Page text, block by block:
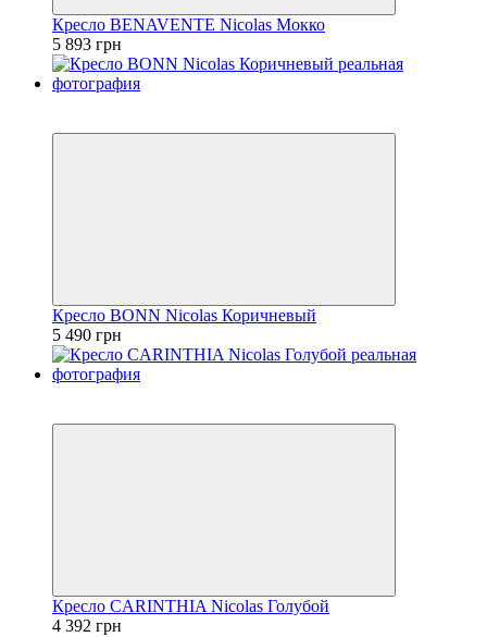
Кресло BENAVENTE Nicolas Мокко
5 893 грн
Кресло BONN Nicolas Коричневый
5 490 грн
Кресло CARINTHIA Nicolas Голубой
4 392 грн